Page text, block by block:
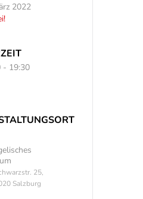
2022
- 19:30
25,
Salzburg